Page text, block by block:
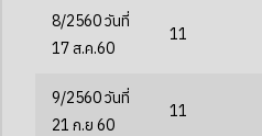
8/2560 วันที่
17 ส.ค.60
11
9/2560 วันที่
21 ก.ย 60
11